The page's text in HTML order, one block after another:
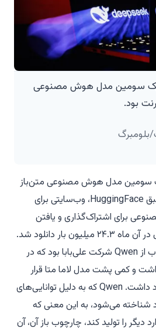
سومین مدل هوش مصنوعی
بود.
بلومبرگ
دیپ‌سیک سومین مدل هوش مصنوعی متن‌باز
محبوب در اینترنت بود. طبق HuggingFace، وب‌سایتی برای
برای اشتراک‌گذاری و یافتن
مدل‌های متن‌باز، این مدل در آن ماه ۲۴.۳ میلیون بار دانلود شد.
دومین مدل متن‌باز محبوب از Qwen شرکت علی‌بابا بود که در
داشت و کمی پشت مدل لاما متا قرار
گرفت که ۶۶ میلیون دانلود داشت. Qwen که به دلیل توانایی‌های
می‌شود، به این معنی که
دیگر را تولید کند، چارچوب باز آن، آن